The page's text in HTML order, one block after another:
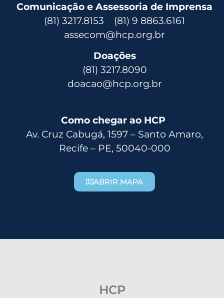
Comunicação e Assessoria de Imprensa
(81) 3217.8153 (81) 9 8863.6161
assecom@hcp.org.br
Doações
(81) 3217.8090
doacao@hcp.org.br
Como chegar ao HCP
Av. Cruz Cabugá, 1597 – Santo Amaro,
Recife – PE, 50040-000
ABRIR MAPA
HCP